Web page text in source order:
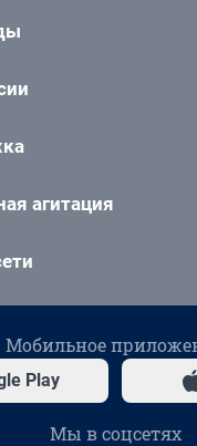
агитация
Мобильное
Play
Мы в соцсетях